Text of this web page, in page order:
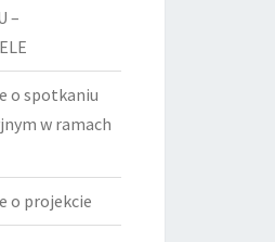
–
o spotkaniu
w ramach
o projekcie